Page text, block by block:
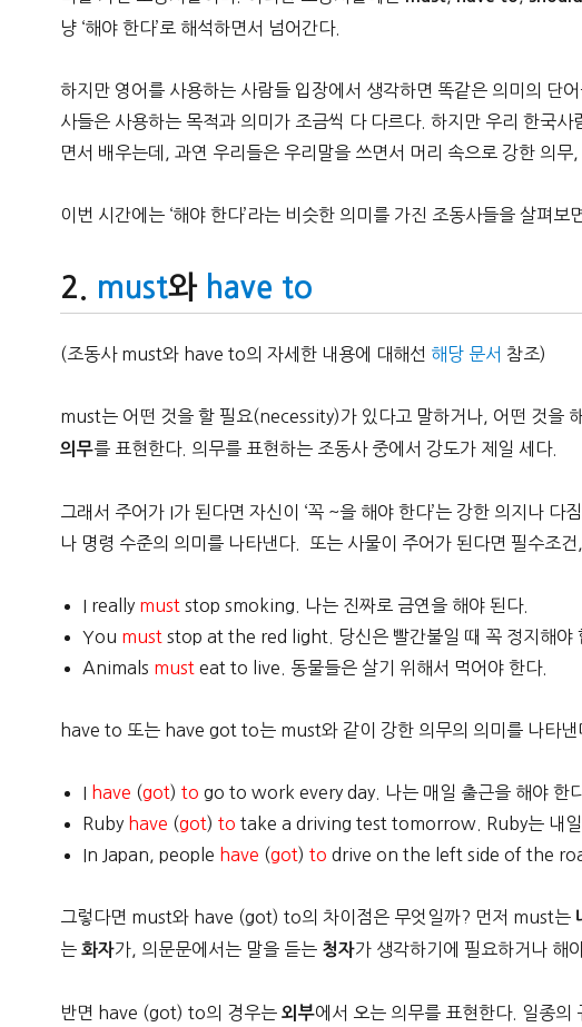
냥 ‘해야 한다’로 해석하면서 넘어간다.
하지만 영어를 사용하는 사람들 입장에서 생각하면 똑같은 의미의 단
사들은 사용하는 목적과 의미가 조금씩 다 다르다. 하지만 우리 한국
면서 배우는데, 과연 우리들은 우리말을 쓰면서 머리 속으로 강한 의무
이번 시간에는 ‘해야 한다’라는 비슷한 의미를 가진 조동사들을 살펴
must와 have to
(조동사 must와 have to의 자세한 내용에 대해선 해당 문서 참조)
must는 어떤 것을 할 필요(necessity)가 있다고 말하거나, 어떤 것
의무를 표현한다. 의무를 표현하는 조동사 중에서 강도가 제일 세다.
그래서 주어가 I가 된다면 자신이 ‘꼭 ~을 해야 한다’는 강한 의지나 다
나 명령 수준의 의미를 나타낸다. 또는 사물이 주어가 된다면 필수조
I really must stop smoking. 나는 진짜로 금연을 해야 된다.
You must stop at the red light. 당신은 빨간불일 때 꼭 정지해야
Animals must eat to live. 동물들은 살기 위해서 먹어야 한다.
have to 또는 have got to는 must와 같이 강한 의무의 의미를 나타
I have (got)to go to work every day. 나는 매일 출근을 해야 한
Ruby have (got)to take a driving test tomorrow. Ruby는 내일
In Japan, people have (got)to drive on the left side of the
그렇다면 must와 have (got) to의 차이점은 무엇일까? 먼저 must는
는화자가, 의문문에서는 말을 듣는 청자가 생각하기에 필요하거나 해
반면 have (got) to의 경우는외부에서 오는 의무를 표현한다. 일종의